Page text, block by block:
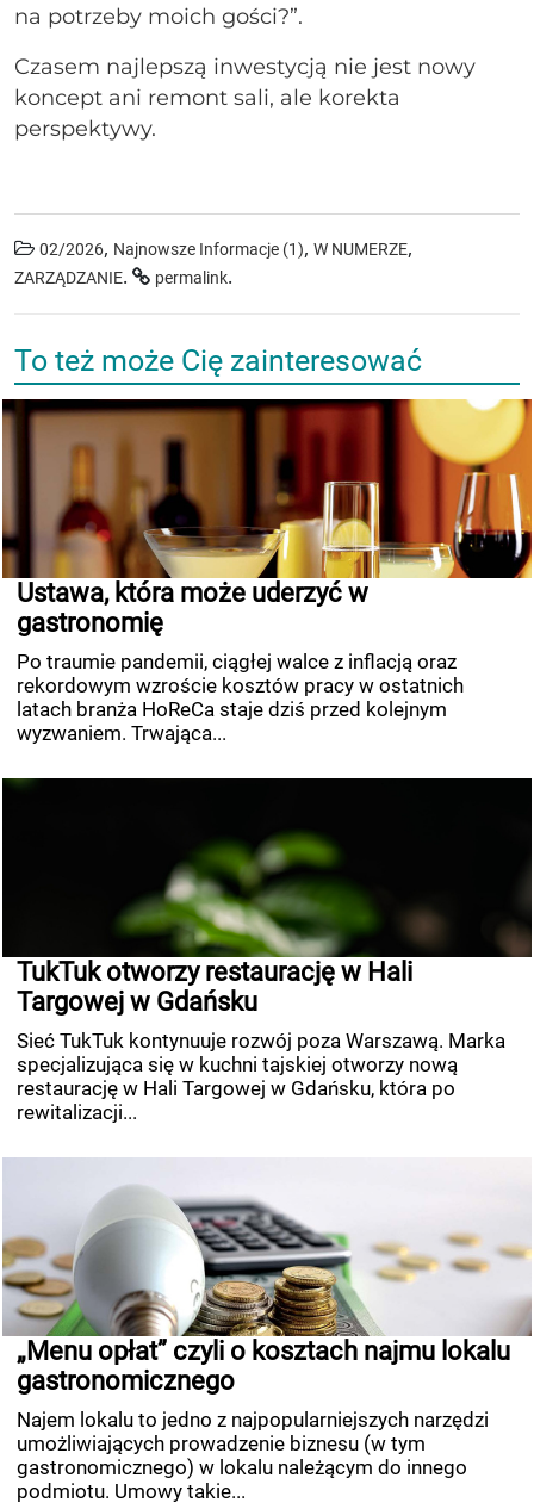
na potrzeby moich gości?”.
Czasem najlepszą inwestycją nie jest nowy
koncept ani remont sali, ale korekta
perspektywy.
02/2026, Najnowsze Informacje (1), W NUMERZE,
ZARZĄDZANIE. permalink.
To też może Cię zainteresować
Ustawa, która może uderzyć w
gastronomię
Po traumie pandemii, ciągłej walce z inflacją oraz
rekordowym wzroście kosztów pracy w ostatnich
latach branża HoReCa staje dziś przed kolejnym
wyzwaniem. Trwająca...
TukTuk otworzy restaurację w Hali
Targowej w Gdańsku
Sieć TukTuk kontynuuje rozwój poza Warszawą. Marka
specjalizująca się w kuchni tajskiej otworzy nową
restaurację w Hali Targowej w Gdańsku, która po
rewitalizacji...
„Menu opłat” czyli o kosztach najmu lokalu
gastronomicznego
Najem lokalu to jedno z najpopularniejszych narzędzi
umożliwiających prowadzenie biznesu (w tym
gastronomicznego) w lokalu należącym do innego
podmiotu. Umowy takie...